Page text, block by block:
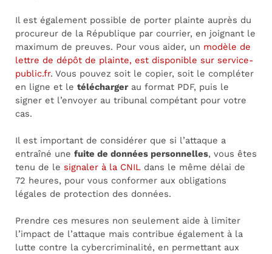
Il est également possible de porter plainte auprès du
procureur de la République par courrier, en joignant le
maximum de preuves. Pour vous aider, un modèle de
lettre de dépôt de plainte, est disponible sur service-
public.fr. Vous pouvez soit le copier, soit le compléter
en ligne et le téléchargerau format PDF, puis le
signer et l’envoyer au tribunal compétant pour votre
cas.
Il est important de considérer que si l’attaque a
entraîné une fuite de données personnelles, vous êtes
tenu de le signaler à la CNIL dans le même délai de
72 heures, pour vous conformer aux obligations
légales de protection des données.
Prendre ces mesures non seulement aide à limiter
l’impact de l’attaque mais contribue également à la
lutte contre la cybercriminalité, en permettant aux